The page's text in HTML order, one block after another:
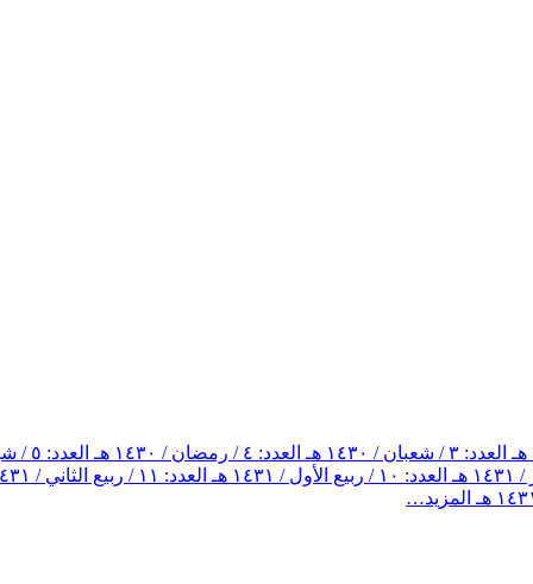
العدد: ٣ / شعبان / ١٤٣٠ هـ العدد: ٤ / رمضان / ١٤٣٠ هـ
العدد: ٥ / شوال / ١٤٣٠ هـ
العدد: ١٠ / ربيع الأول / ١٤٣١ هـ
العدد: ١١ / ربيع الثاني / ١٤٣١ هـ
المزيد…